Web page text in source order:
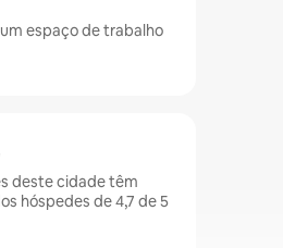
espaço de trabalho
deste cidade têm
hóspedes de 4,7 de 5